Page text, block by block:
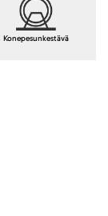
Konepesunkestävä